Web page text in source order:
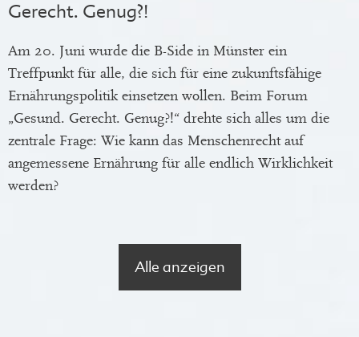
Gerecht. Genug?!
Am 20. Juni wurde die B-Side in Münster ein
Treffpunkt für alle, die sich für eine zukunftsfähige
Ernährungspolitik einsetzen wollen. Beim Forum
„Gesund. Gerecht. Genug?!“ drehte sich alles um die
zentrale Frage: Wie kann das Menschenrecht auf
angemessene Ernährung für alle endlich Wirklichkeit
werden?
Alle anzeigen